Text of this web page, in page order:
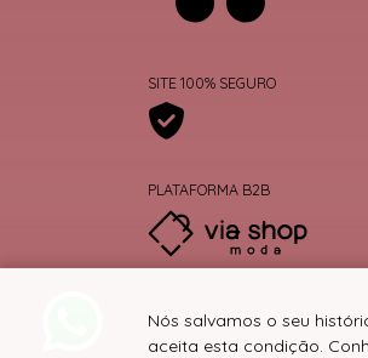
SITE 100% SEGURO
PLATAFORMA B2B
Nós salvamos o seu
aceita esta condição.